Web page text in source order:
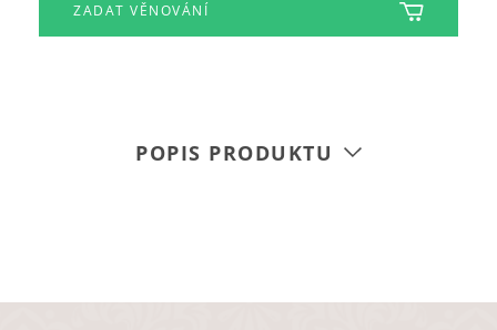
ZADAT VĚNOVÁNÍ
POPIS PRODUKTU